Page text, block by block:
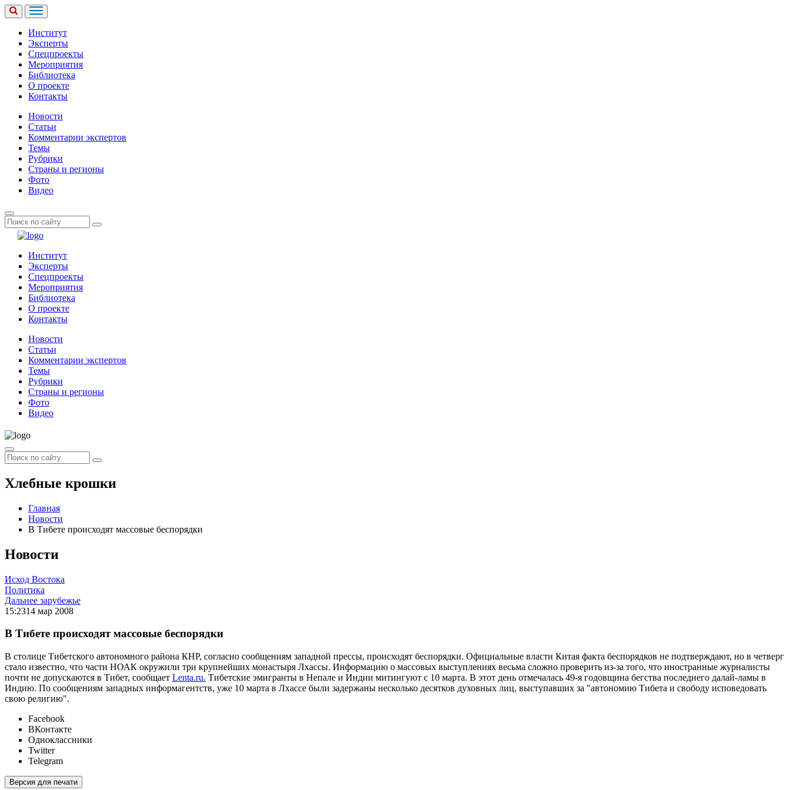
Институт
Эксперты
Спецпроекты
Мероприятия
Библиотека
О проекте
Контакты
Новости
Статьи
Комментарии экспертов
Темы
Рубрики
Страны и регионы
Фото
Видео
Институт
Эксперты
Спецпроекты
Мероприятия
Библиотека
О проекте
Контакты
Новости
Статьи
Комментарии экспертов
Темы
Рубрики
Страны и регионы
Фото
Видео
Хлебные крошки
Главная
Новости
В Тибете происходят массовые беспорядки
Новости
Исход Востока
Политика
Дальнее зарубежье
15:2314 мар 2008
В Тибете происходят массовые беспорядки
В столице Тибетского автономного района КНР, согласно сообщениям западной прессы, происходят беспорядки. Официальные власти Китая факта беспорядков не подтверждают, но в четверг
стало известно, что части НОАК окружили три крупнейших монастыря Лхассы. Информацию о массовых выступлениях весьма сложно проверить из-за того, что иностранные журналисты
почти не допускаются в Тибет, сообщает Lenta.ru. Тибетские эмигранты в Непале и Индии митингуют с 10 марта. В этот день отмечалась 49-я годовщина бегства последнего далай-ламы в
Индию. По сообщениям западных информагентств, уже 10 марта в Лхассе были задержаны несколько десятков духовных лиц, выступавших за "автономию Тибета и свободу исповедовать
свою религию".
Facebook
ВКонтакте
Одноклассники
Twitter
Telegram
Версия для печати